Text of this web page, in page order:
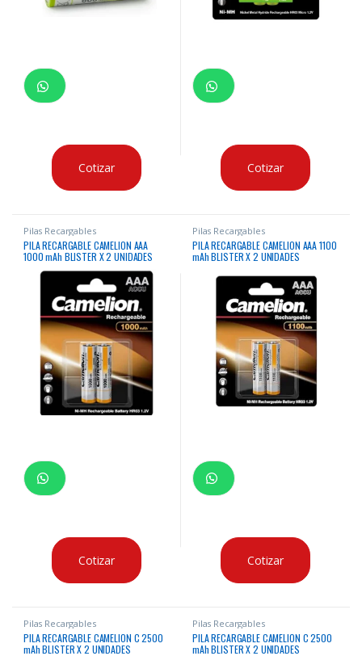
Cotizar Cotizar
Pilas Recargables
PILA RECARGABLE CAMELION AAA
1000 mAh BLISTER X 2 UNIDADES
Cotizar
Pilas Recargables
PILA RECARGABLE CAMELION AAA 1100
mAh BLISTER X 2 UNIDADES
Cotizar
Pilas Recargables
PILA RECARGABLE CAMELION C 2500
mAh BLISTER X 2 UNIDADES
Pilas Recargables
PILA RECARGABLE CAMELION C 2500
mAh BLISTER X 2 UNIDADES